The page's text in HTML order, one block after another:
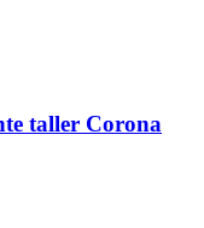
taller Corona